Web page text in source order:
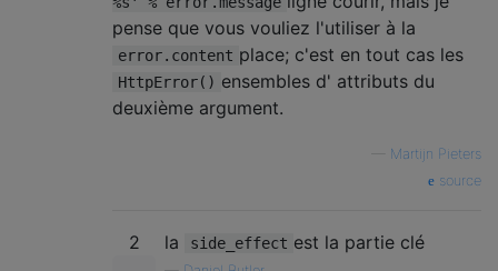
pense que vous vouliez l'utiliser à la
error.content place; c'est en tout cas les
HttpError() ensembles d' attributs du
deuxième argument.
Martijn Pieters
source
2 la side_effect est la partie clé